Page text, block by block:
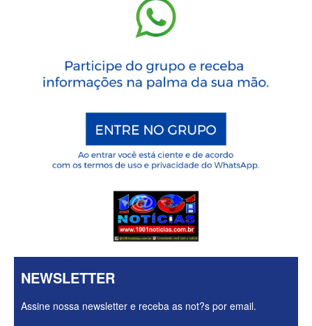
NEWSLETTER
Assine nossa newsletter e receba as not?s por email.